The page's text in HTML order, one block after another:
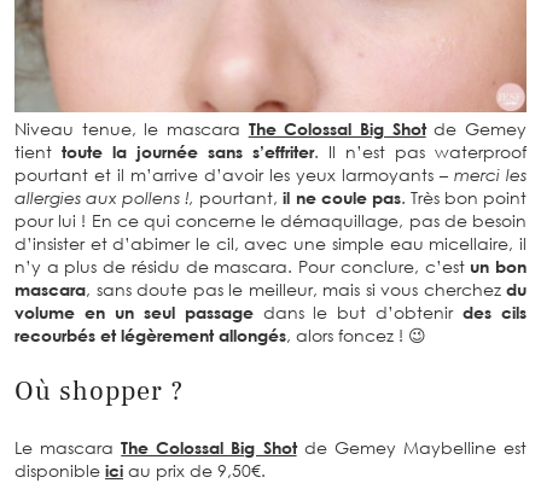
Niveau tenue, le mascara The Colossal Big Shotde Gemey
tient toute la journée sans s’effriter. Il n’est pas waterproof
pourtant et il m’arrive d’avoir les yeux larmoyants – merci les
allergies aux pollens !, pourtant,il ne coule pas. Très bon point
pour lui ! En ce qui concerne le démaquillage, pas de besoin
d’insister et d’abimer le cil, avec une simple eau micellaire, il
n’y a plus de résidu de mascara. Pour conclure, c’est un bon
mascara, sans doute pas le meilleur, mais si vous cherchez du
volume en un seul passage dans le but d’obtenirdes cils
recourbés et légèrement allongés, alors foncez ! 😉
Où shopper ?
Le mascaraThe Colossal Big Shotde Gemey Maybelline est
disponible ici au prix de 9,50€.